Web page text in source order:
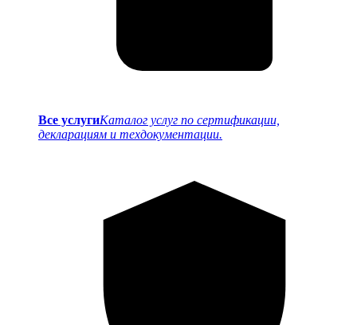
Все услугиКаталог услуг по сертификации,
декларациям и техдокументации.